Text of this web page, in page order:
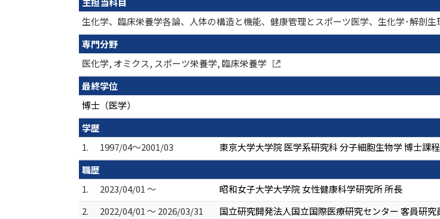
生化学、臨床栄養学各論、人体の構造と機能、健康管理とスポーツ医学、生化学･解剖生
専門分野
医化学, オミクス, スポーツ栄養学, 臨床栄養学
最終学位
博士（医学）
学歴
1.
1997/04～2001/03
東京大学大学院 医学系研究科 分子細胞生物学 博士課
職歴
1.
2023/04/01 ～
昭和女子大学大学院 女性健康科学研究所 所長
2.
2022/04/01 ～ 2026/03/31
国立研究開発法人国立国際医療研究センター 客員研究